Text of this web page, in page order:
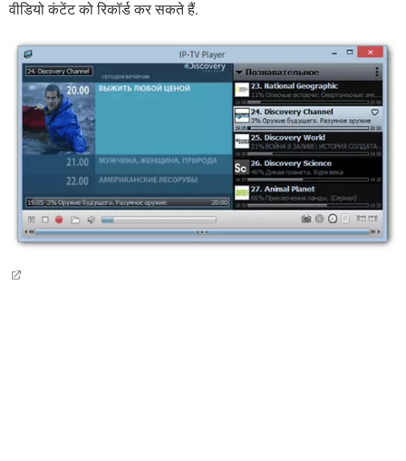
वीडियो कंटेंट को रिकॉर्ड कर सकते हैं.